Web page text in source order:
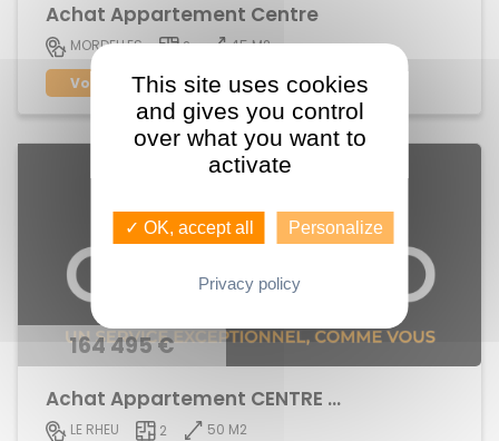
Achat Appartement Centre
MORDELLES 2
45 M2
Voir le bien
164 495 €
Achat Appartement CENTRE BOURG
LE RHEU 2
50 M2
This site uses cookies
and gives you control
over what you want to
activate
✓ OK, accept all Personalize
Privacy policy